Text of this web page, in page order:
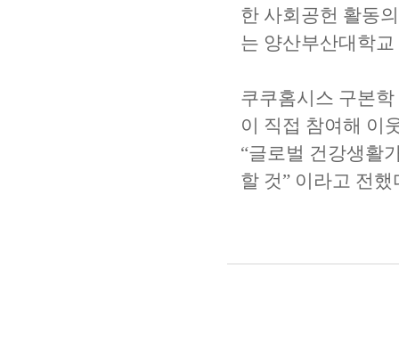
한 사회공헌 활동
는 양산부산대학
쿠쿠홈시스 구본
이 직접 참여해 이
“글로벌 건강생활
할 것” 이라고 전했